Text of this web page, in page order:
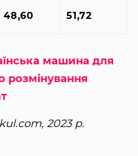
48,60 51,72
машина для
розмінування
2023 р.